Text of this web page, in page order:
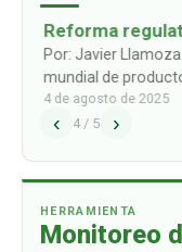
Reforma
acceso a
Por: Javier
mundial de
USD 461mil
alcance los USD
4 de agosto de 2025
‹ 4 / 5 ›
HERRAMIENTA
Monitoreo